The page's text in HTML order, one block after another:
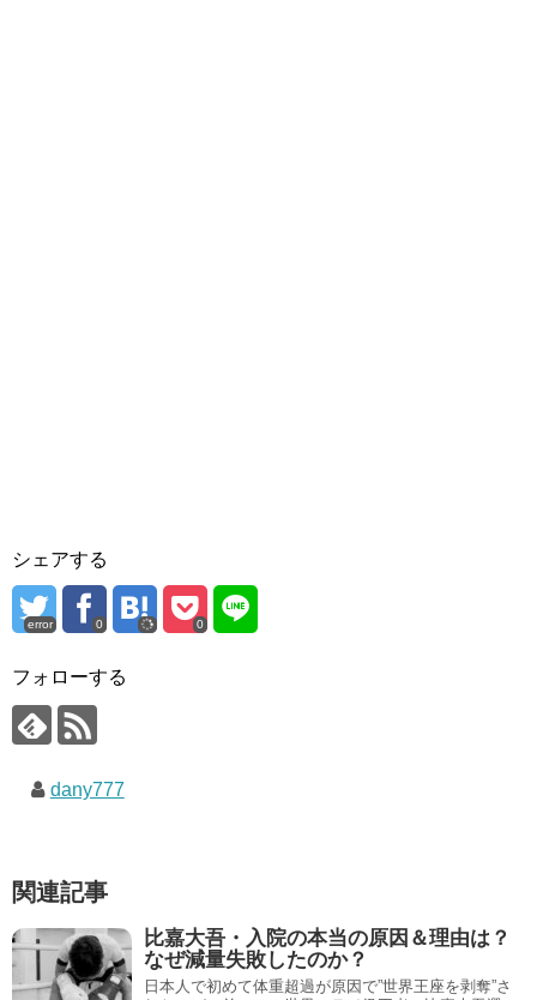
シェアする
error 0 0
フォローする
dany777
関連記事
比嘉大吾・入院の本当の原因＆理由は？
なぜ減量失敗したのか？
日本人で初めて体重超過が原因で”世界王座を剥奪”さ